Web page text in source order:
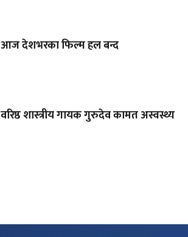
आज देशभरका फिल्म हल बन्द
वरिष्ठ शास्त्रीय गायक गुरुदेव कामत अस्वस्थ्य